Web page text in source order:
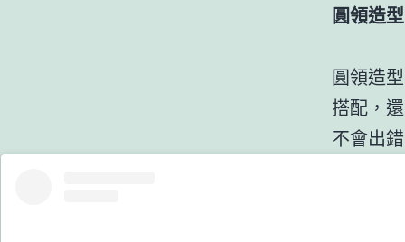
圓領造型
圓領造
搭配，
不會出